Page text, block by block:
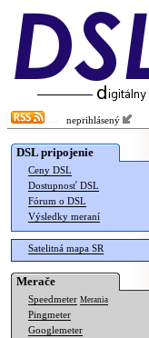
neprihlásený
DSL pripojenie
Ceny DSL
Dostupnosť DSL
Fórum o DSL
Výsledky meraní
Satelitná mapa SR
Merače
Speedmeter Merania
Pingmeter
Googlemeter